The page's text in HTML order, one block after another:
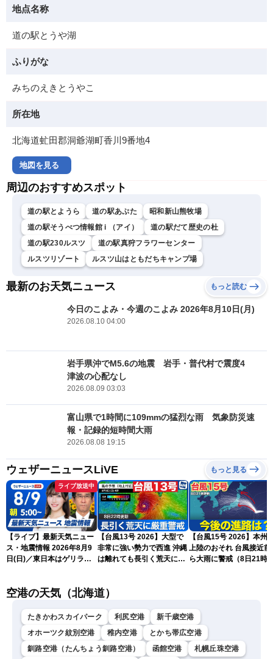
地点名称
道の駅とうや湖
ふりがな
みちのえきとうやこ
所在地
北海道虻田郡洞爺湖町香川9番地4
地図を見る
周辺のおすすめスポット
道の駅とようら 道の駅あぷた
昭和新山熊牧場
道の駅そうべつ情報館 i （アイ）
道の駅だて歴史の杜
道の駅230ルスツ
道の駅真狩フラワーセンター
ルスツリゾート
ルスツ山はともだちキャンプ場
最新のお天気ニュース もっと読む
今日のこよみ・今週のこよみ 2026年8月10日(月)
2026.08.10 04:00
岩手県沖でM5.6の地震 岩手・普代村で震度4
津波の心配なし
2026.08.09 03:03
富山県で1時間に109mmの猛烈な雨 気象防災速
報・記録的短時間大雨
2026.08.08 19:15
ウェザーニュースLiVE もっと見る
ライブ放送中
【ライブ】最新天気ニュー
ス・地震情報 2026年8月9
日(日)／東日本はゲリラ雷
ュースLiVEモーニング・魚
【台風13号 2026】大型で
非常に強い勢力で西進 沖縄
は離れても長引く荒天に厳
【台風15号 2026】本州
上陸のおそれ 台風接近前
ら大雨に警戒（8日21時
空港の天気（北海道）
たきかわスカイパーク 利尻空港
新千歳空港
オホーツク紋別空港
稚内空港
とかち帯広空港
釧路空港（たんちょう釧路空港）
函館空港
札幌丘珠空港